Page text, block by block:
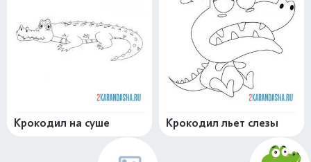
Крокодил на суше Крокодил льет слезы